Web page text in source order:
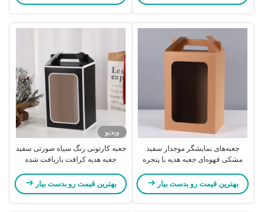
جعبه‌های نمایشگر موجدار سفید
مشکی قهوه‌ای جعبه هدیه با پنجره
بهترین قیمت رو بدست بیار
ویدیو
جعبه کارتونی رنگ سیاه صورتی سفید
جعبه هدیه کرافت بازیافت شده
بهترین قیمت رو بدست بیار